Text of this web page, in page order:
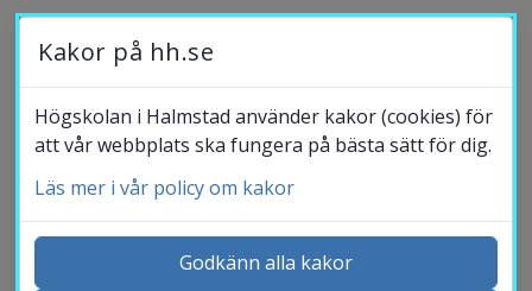
15 hp
Kursen har som mål att ge studenterna en utvidgning
och fördjupning av kunskaperna frän juridisk
översiktskurs. Särskild vikt läggs på de rättsregler som
styr fastighetsöverlåtelser och hyresrätt samt de
rättsregler som styr pantsättning och exekutiv
försäljning av fast egendom. Kursen lägger även vikt
Samverkan
Om Högskolan
Bibliotek
Kakor på hh.se
Högskolan i Halmstad använder kakor (cookies) för
att vår webbplats ska fungera på bästa sätt för dig.
Läs mer i vår policy om kakor
Godkänn alla kakor